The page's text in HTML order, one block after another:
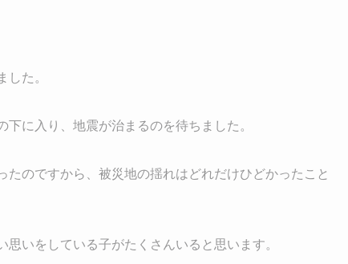
た。
に入り、地震が治まるのを待ちました。
のですから、被災地の揺れはどれだけひどかったこと
いをしている子がたくさんいると思います。